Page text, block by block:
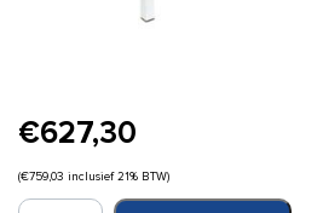
€627,30
(€759,03 inclusief 21% BTW)